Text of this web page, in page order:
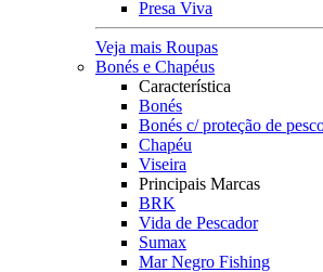
Presa Viva
Veja mais Roupas
Bonés e Chapéus
Característica
Bonés
Bonés c/ proteção de
Chapéu
Viseira
Principais Marcas
BRK
Vida de Pescador
Sumax
Mar Negro Fishing